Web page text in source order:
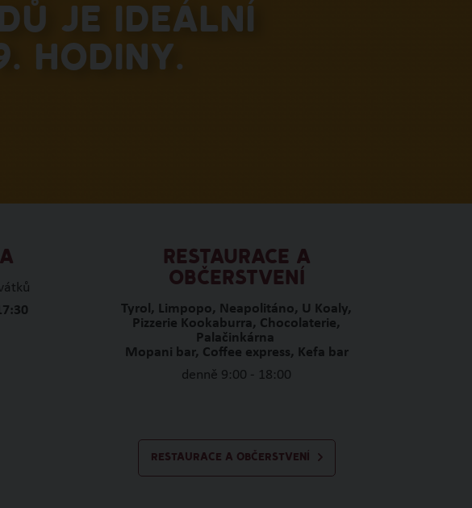
je ideální
hodiny.
RESTAURACE A
OBČERSTVENÍ
Tyrol, Limpopo, Neapolitáno, U Koaly,
Pizzerie Kookaburra, Chocolaterie,
Palačinkárna
Mopani bar, Coffee express, Kefa bar
denně 9:00 - 18:00
RESTAURACE A OBČERSTVENÍ